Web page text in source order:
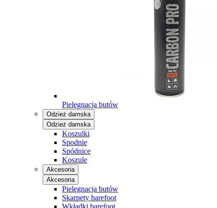
Pielęgnacja butów
Odzież damska
Odzież damska
Koszulki
Spodnie
Spódnice
Koszule
Akcesoria
Akcesoria
Pielęgnacja butów
Skarpety barefoot
Wkładki barefoot